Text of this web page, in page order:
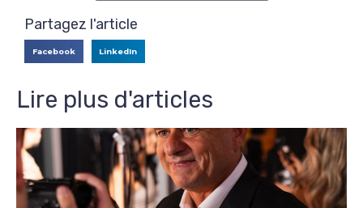
Partagez l'article
Facebook LinkedIn
Lire plus d'articles